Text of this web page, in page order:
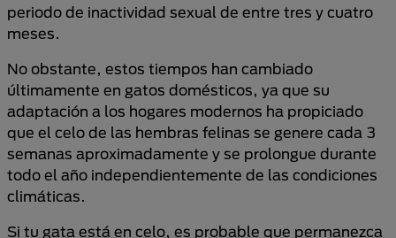
periodo de inactividad sexual de entre tres y cuatro
meses.
No obstante, estos tiempos han cambiado
últimamente en gatos domésticos, ya que su
adaptación a los hogares modernos ha propiciado
que el celo de las hembras felinas se genere cada 3
semanas aproximadamente y se prolongue durante
todo el año independientemente de las condiciones
climáticas.
Si tu gata está en celo, es probable que permanezca